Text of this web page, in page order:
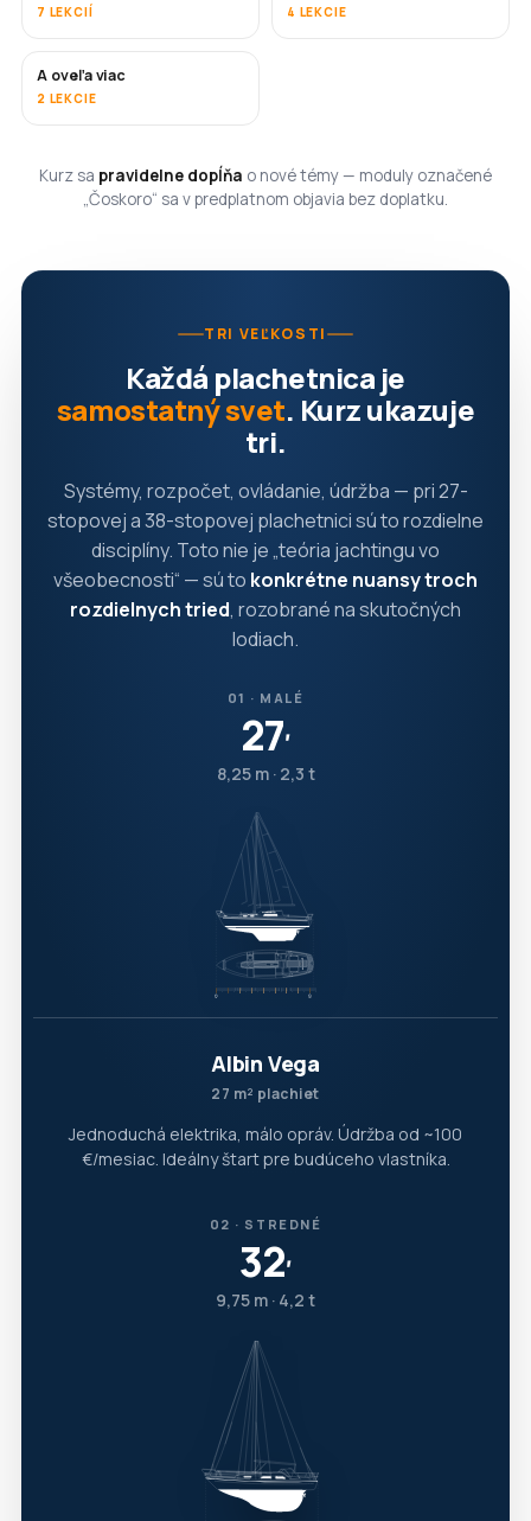
7 LEKCIÍ 4 LEKCIE
ČOSKORO
A oveľa viac
2 LEKCIE
Kurz sa pravidelne dopĺňa o nové témy — moduly označené
„Čoskoro“ sa v predplatnom objavia bez doplatku.
TRI VEĽKOSTI
Každá plachetnica je
samostatný svet. Kurz ukazuje
tri.
Systémy, rozpočet, ovládanie, údržba — pri 27-
stopovej a 38-stopovej plachetnici sú to rozdielne
disciplíny. Toto nie je „teória jachtingu vo
všeobecnosti“ — sú to konkrétne nuansy troch
rozdielnych tried, rozobrané na skutočných
lodiach.
01 · MALÉ
27′
8,25 m · 2,3 t
Albin Vega
27 m² plachiet
Jednoduchá elektrika, málo opráv. Údržba od ~100
€/mesiac. Ideálny štart pre budúceho vlastníka.
02 · STREDNÉ
32′
9,75 m · 4,2 t